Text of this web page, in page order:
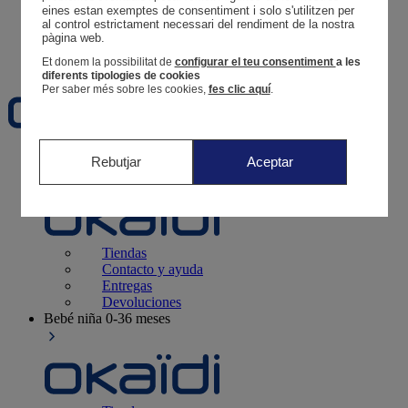
Tus pedidos
Cesta
Favoritos
Recién nacido0-12 meses
Tiendas
Contacto y ayuda
Entregas
Devoluciones
Bebé niña 0-36 meses
eines estan exemptes de consentiment i solo s'utilitzen per
al control estrictament necessari del rendiment de la nostra
pàgina web.
Et donem la possibilitat de configurar el teu consentiment a les
diferents tipologies de cookies
Per saber més sobre les cookies, fes clic aquí.
Rebutjar Aceptar